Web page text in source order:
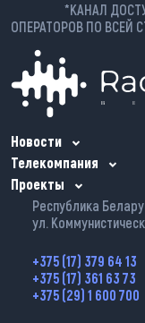
*КАНАЛ
ОПЕРАТОРОВ ПО ВСЕЙ
Новости
Телекомпания
Проекты
Республика
ул.
+375 (17) 379 64 13
+375 (17) 361 63 73
+375 (29) 1 600 700